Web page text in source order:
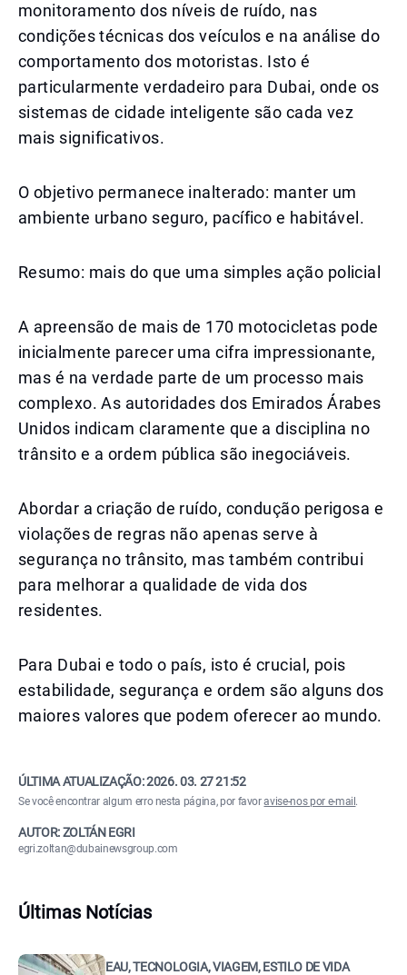
monitoramento dos níveis de ruído, nas
condições técnicas dos veículos e na análise do
comportamento dos motoristas. Isto é
particularmente verdadeiro para Dubai, onde os
sistemas de cidade inteligente são cada vez
mais significativos.
O objetivo permanece inalterado: manter um
ambiente urbano seguro, pacífico e habitável.
Resumo: mais do que uma simples ação policial
A apreensão de mais de 170 motocicletas pode
inicialmente parecer uma cifra impressionante,
mas é na verdade parte de um processo mais
complexo. As autoridades dos Emirados Árabes
Unidos indicam claramente que a disciplina no
trânsito e a ordem pública são inegociáveis.
Abordar a criação de ruído, condução perigosa e
violações de regras não apenas serve à
segurança no trânsito, mas também contribui
para melhorar a qualidade de vida dos
residentes.
Para Dubai e todo o país, isto é crucial, pois
estabilidade, segurança e ordem são alguns dos
maiores valores que podem oferecer ao mundo.
ÚLTIMA ATUALIZAÇÃO:2026. 03. 27 21:52
Se você encontrar algum erro nesta página, por favoravise-nos por e-mail .
AUTOR: ZOLTÁN EGRI
egri.zoltan@dubainewsgroup.com
Últimas Notícias
EAU, TECNOLOGIA, VIAGEM, ESTILO DE VIDA